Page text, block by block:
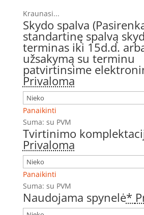
Kraunasi...
Skydo spalva
standartinę spalvą
terminas iki 15d.d.
užsakymą su terminu
patvirtinsime
Privaloma
Panaikinti
Suma: su PVM
Tvirtinimo
Privaloma
Panaikinti
Suma: su PVM
Naudojama spynelė*